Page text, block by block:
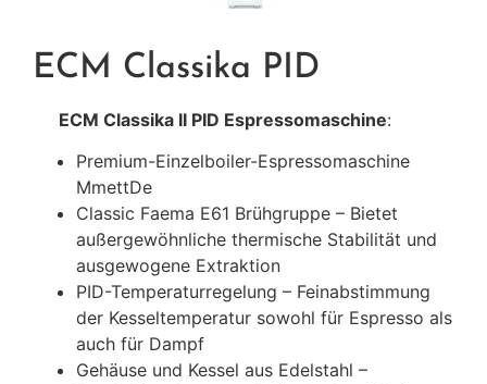
ECM Classika PID
ECM Classika II PID Espressomaschine:
Premium-Einzelboiler-Espressomaschine
MmettDe
Classic Faema E61 Brühgruppe – Bietet
außergewöhnliche thermische Stabilität und
ausgewogene Extraktion
PID-Temperaturregelung – Feinabstimmung
der Kesseltemperatur sowohl für Espresso als
auch für Dampf
Gehäuse und Kessel aus Edelstahl –